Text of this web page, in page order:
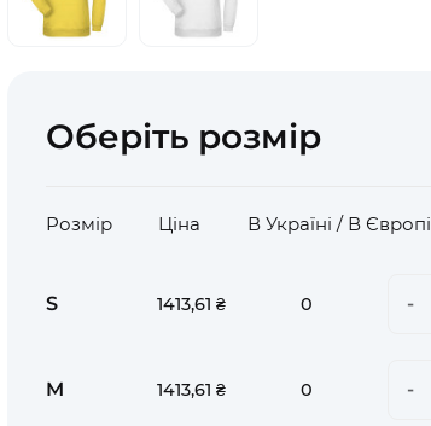
Оберіть розмір
Розмір Ціна В Україні / В Європі
S 1413,61 ₴ 0 -
M 1413,61 ₴ 0 -